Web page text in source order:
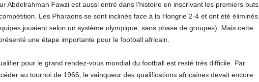
Abdelrahman Fawzi est aussi entré dans l’histoire en inscrivant les premiers buts
Les Pharaons se sont inclinés face à la Hongrie 2-4 et ont été éliminés
jouaient selon un système olympique, sans phase de groupes). Mais cette
une étape importante pour le football africain.
pour le grand rendez-vous mondial du football est resté très difficile. Par
au tournoi de 1966, le vainqueur des qualifications africaines devait encore